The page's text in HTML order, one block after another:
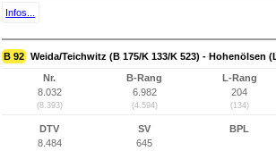
Infos...
B 92 Weida/Teichwitz (B 175/K 133/K 523) - Hohenölsen
Nr.
8.032
(8.393)
B-Rang
6.982
(4.594)
L-Rang
204
(134)
DTV
8.484
SV
645
BPL